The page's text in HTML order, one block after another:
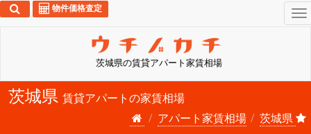
茨城県の賃貸アパート家賃相場
物件価格査定
茨城県 賃貸アパートの家賃相場
アパート家賃相場
茨城県